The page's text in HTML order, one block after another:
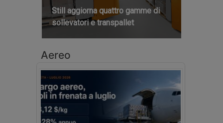
Still aggiorna quattro gamme di
sollevatori e transpallet
Aereo